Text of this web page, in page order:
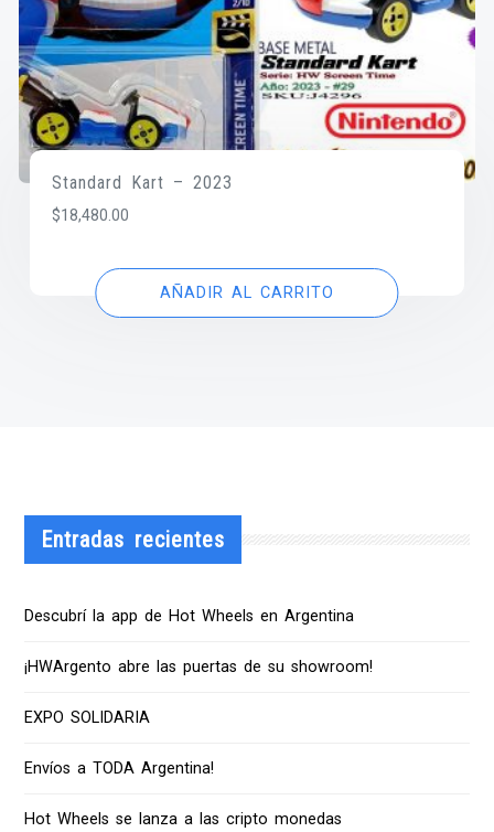
Standard Kart – 2023
$18,480.00
AÑADIR AL CARRITO
Entradas recientes
Descubrí la app de Hot Wheels en Argentina
¡HWArgento abre las puertas de su showroom!
EXPO SOLIDARIA
Envíos a TODA Argentina!
Hot Wheels se lanza a las cripto monedas